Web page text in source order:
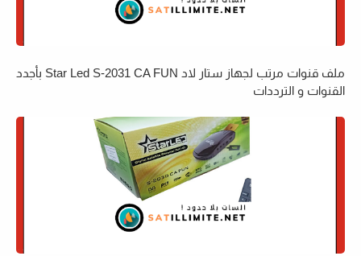
ملف قنوات مرتب لجهاز ستار لاد Star Led S-2031 CA FUN بأجدد
القنوات و الترددات